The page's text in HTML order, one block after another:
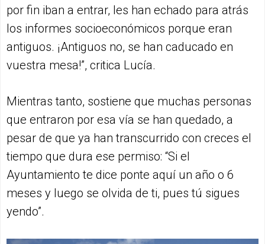
por fin iban a entrar, les han echado para atrás
los informes socioeconómicos porque eran
antiguos. ¡Antiguos no, se han caducado en
vuestra mesa!”, critica Lucía.
Mientras tanto, sostiene que muchas personas
que entraron por esa vía se han quedado, a
pesar de que ya han transcurrido con creces el
tiempo que dura ese permiso: “Si el
Ayuntamiento te dice ponte aquí un año o 6
meses y luego se olvida de ti, pues tú sigues
yendo”.